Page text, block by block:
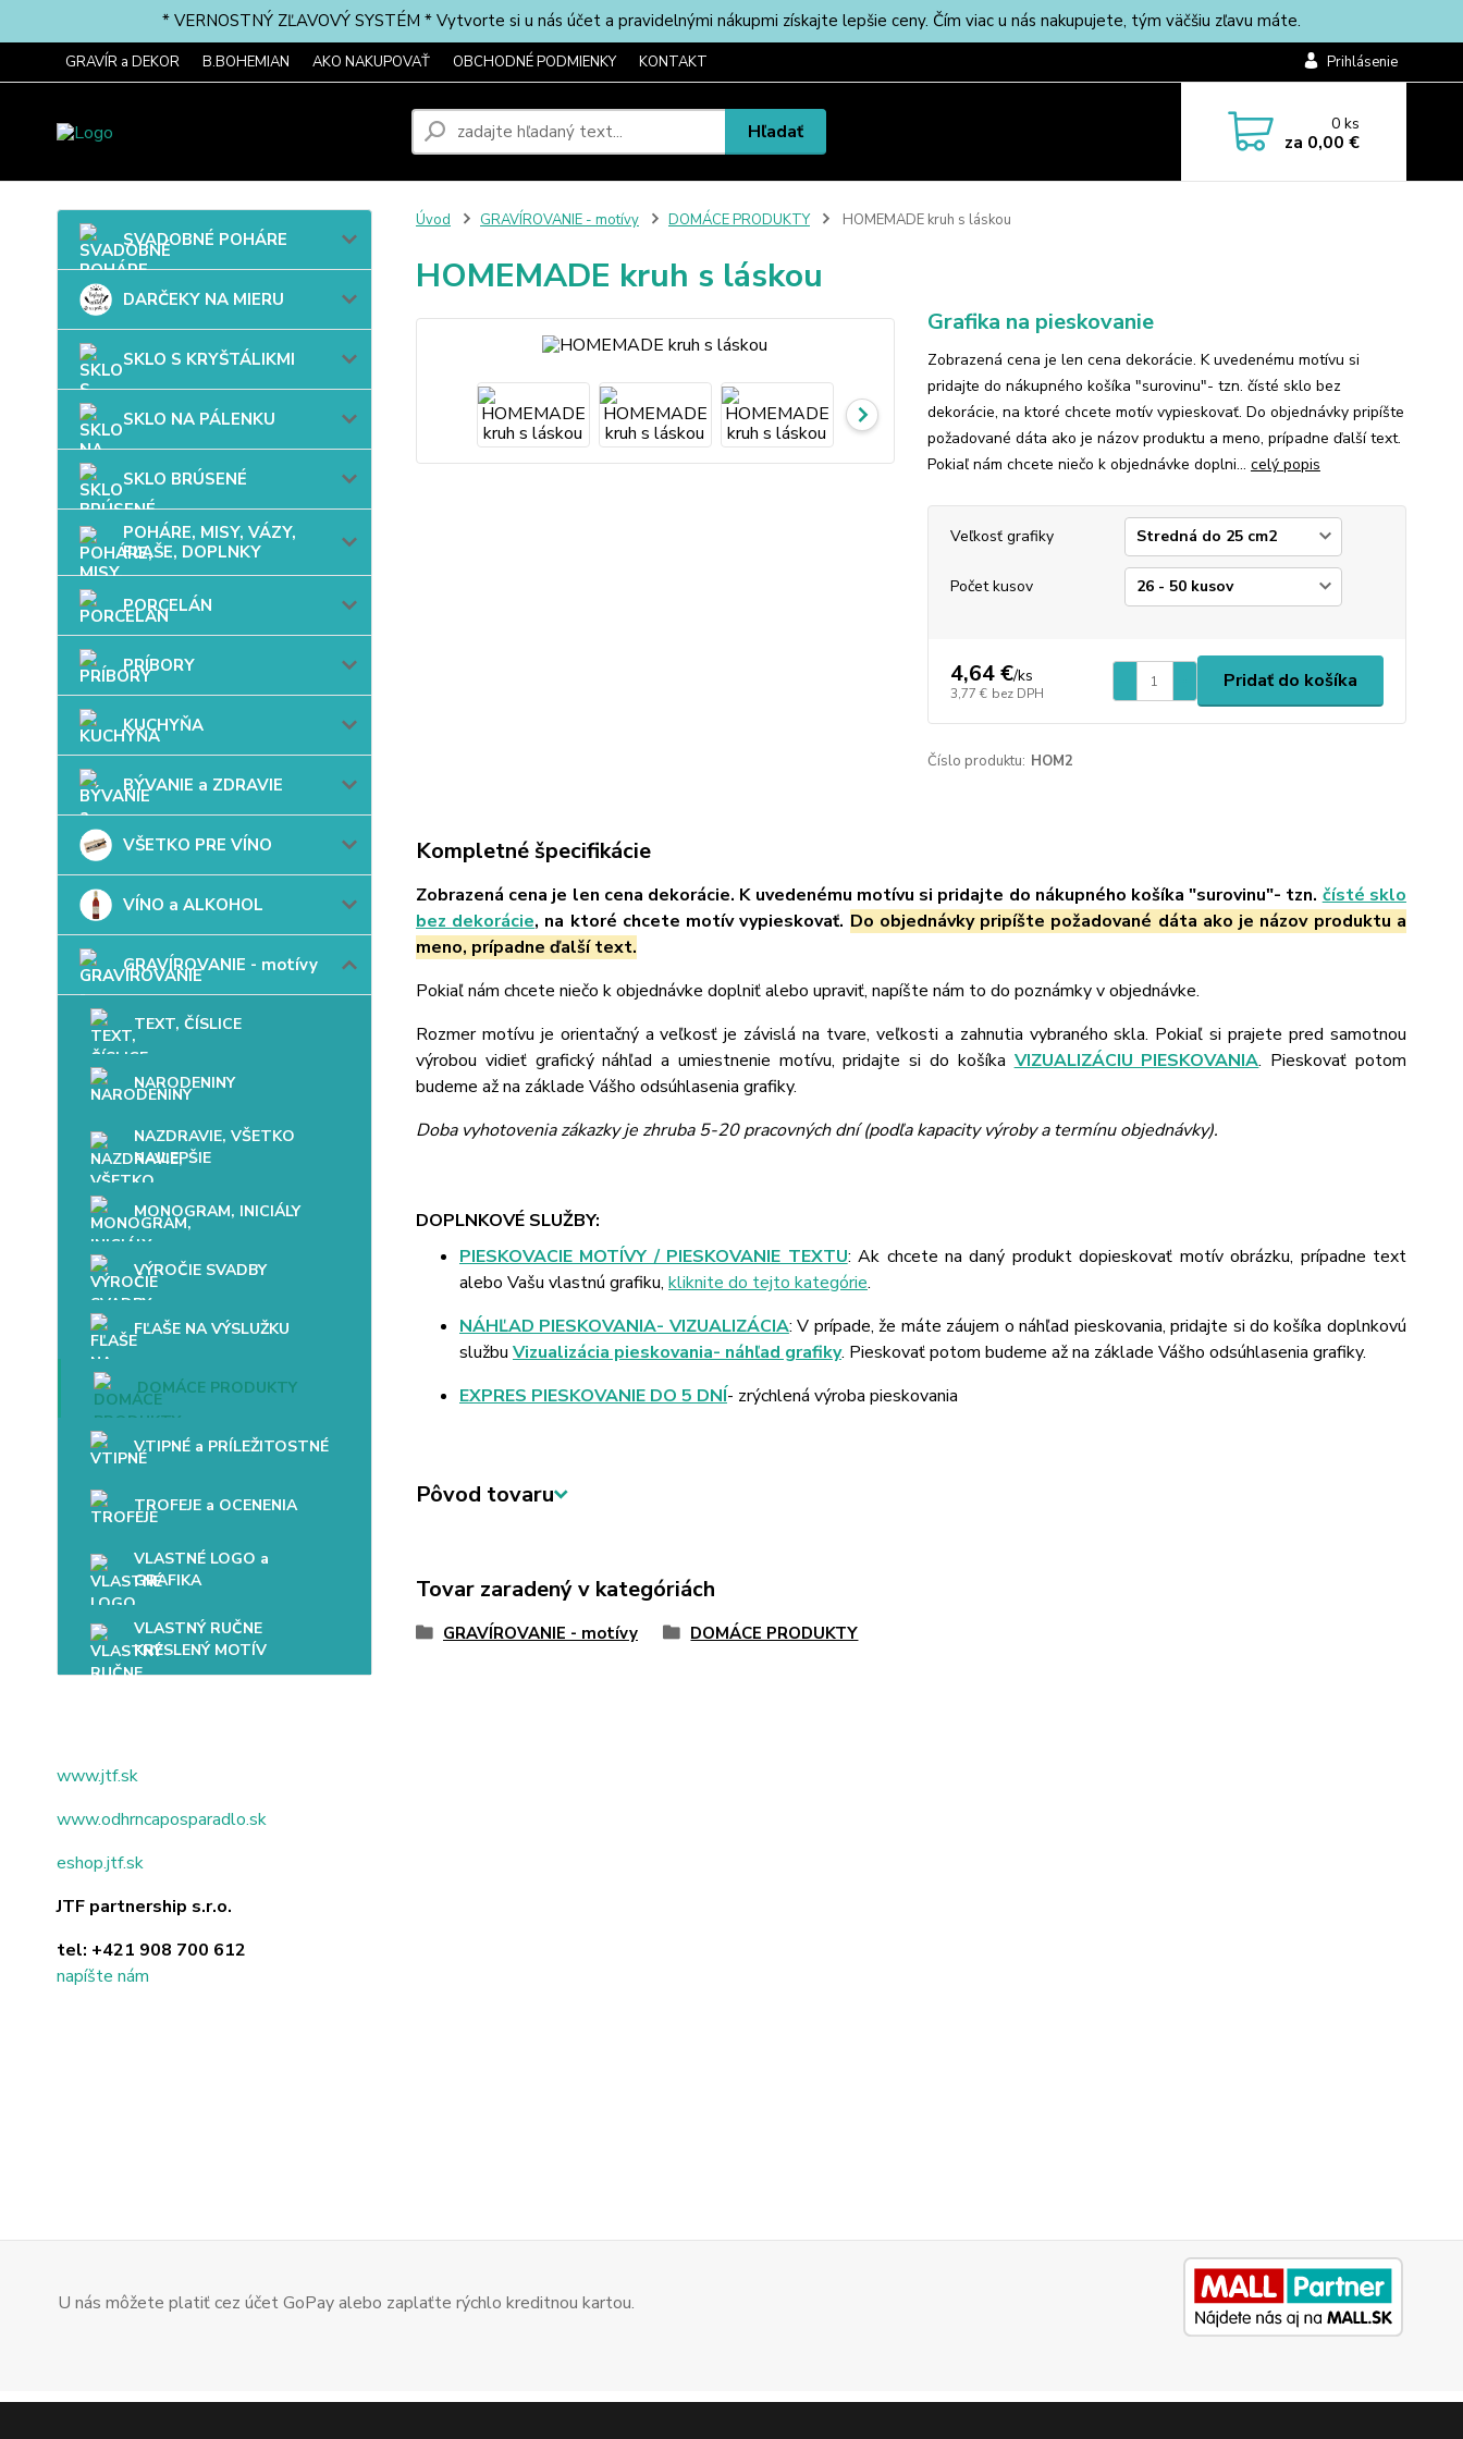
* VERNOSTNÝ ZĽAVOVÝ SYSTÉM * Vytvorte si u nás účet a pravidelnými nákupmi získajte lepšie ceny. Čím viac u nás nakupujete, tým väčšiu zľavu máte.
GRAVÍR a DEKOR B.BOHEMIAN AKO NAKUPOVAŤ OBCHODNÉ PODMIENKY KONTAKT Prihlásenie
Hľadať 0ks
za 0,00 €
SVADOBNÉ POHÁRE
DARČEKY NA MIERU
SKLO S KRYŠTÁLIKMI
SKLO NA PÁLENKU
SKLO BRÚSENÉ
POHÁRE, MISY, VÁZY,
FĽAŠE, DOPLNKY
PORCELÁN
PRÍBORY
KUCHYŇA
BÝVANIE a ZDRAVIE
VŠETKO PRE VÍNO
VÍNO a ALKOHOL
GRAVÍROVANIE - motívy
TEXT, ČÍSLICE
NARODENINY
NAZDRAVIE, VŠETKO
NAJLEPŠIE
MONOGRAM, INICIÁLY
VÝROČIE SVADBY
FĽAŠE NA VÝSLUŽKU
DOMÁCE PRODUKTY
VTIPNÉ a PRÍLEŽITOSTNÉ
TROFEJE a OCENENIA
VLASTNÉ LOGO a
GRAFIKA
VLASTNÝ RUČNE
KRESLENÝ MOTÍV
www.jtf.sk
www.odhrncaposparadlo.sk
eshop.jtf.sk
JTF partnership s.r.o.
tel: +421 908 700 612
napíšte nám
Úvod GRAVÍROVANIE - motívy DOMÁCE PRODUKTY HOMEMADE kruh s láskou
HOMEMADE kruh s láskou
Grafika na pieskovanie
Zobrazená cena je len cena dekorácie. K uvedenému motívu si
pridajte do nákupného košíka "surovinu"- tzn. čísté sklo bez
dekorácie, na ktoré chcete motív vypieskovať. Do objednávky pripíšte
požadované dáta ako je názov produktu a meno, prípadne ďalší text.
Pokiaľ nám chcete niečo k objednávke doplni... celý popis
Veľkosť grafiky
Počet kusov
4,64 €/ks
3,77 € bez DPH
Pridať do košíka
Číslo produktu: HOM2
Kompletné špecifikácie
Zobrazená cena je len cena dekorácie. K uvedenému motívu si pridajte do nákupného košíka "surovinu"- tzn. čísté sklo
bez dekorácie, na ktoré chcete motív vypieskovať. Do objednávky pripíšte požadované dáta ako je názov produktu a
meno, prípadne ďalší text.
Pokiaľ nám chcete niečo k objednávke doplniť alebo upraviť, napíšte nám to do poznámky v objednávke.
Rozmer motívu je orientačný a veľkosť je závislá na tvare, veľkosti a zahnutia vybraného skla. Pokiaľ si prajete pred samotnou
výrobou vidieť grafický náhľad a umiestnenie motívu, pridajte si do košíka VIZUALIZÁCIU PIESKOVANIA. Pieskovať potom
budeme až na základe Vášho odsúhlasenia grafiky.
Doba vyhotovenia zákazky je zhruba 5-20 pracovných dní (podľa kapacity výroby a termínu objednávky).
DOPLNKOVÉ SLUŽBY:
PIESKOVACIE MOTÍVY / PIESKOVANIE TEXTU: Ak chcete na daný produkt dopieskovať motív obrázku, prípadne text
alebo Vašu vlastnú grafiku, kliknite do tejto kategórie.
NÁHĽAD PIESKOVANIA- VIZUALIZÁCIA: V prípade, že máte záujem o náhľad pieskovania, pridajte si do košíka doplnkovú
službu Vizualizácia pieskovania- náhľad grafiky. Pieskovať potom budeme až na základe Vášho odsúhlasenia grafiky.
EXPRES PIESKOVANIE DO 5 DNÍ- zrýchlená výroba pieskovania
Pôvod tovaru
Tovar zaradený v kategóriách
GRAVÍROVANIE - motívy DOMÁCE PRODUKTY
U nás môžete platiť cez účet GoPay alebo zaplaťte rýchlo kreditnou kartou.